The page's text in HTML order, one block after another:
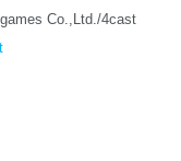
4cast